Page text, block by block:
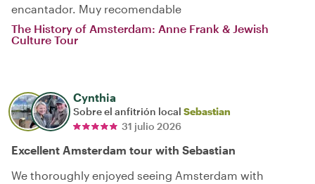
encantador. Muy recomendable
The History of Amsterdam: Anne Frank & Jewish
Culture Tour
Cynthia
Sobre el anfitrión local Sebastian
31 julio 2026
Excellent Amsterdam tour with Sebastian
We thoroughly enjoyed seeing Amsterdam with